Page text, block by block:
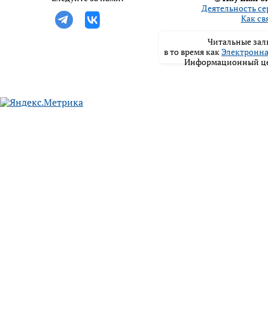
Деятельность
Как
Читальные
в то время как
Информационный